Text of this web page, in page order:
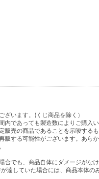
います。(くじ商品を除く）
であっても製造数によりご購入
売の商品であることを示唆するも
する可能性がございます。あらか
でも、商品自体にダメージがな
達していた場合には、商品本体の